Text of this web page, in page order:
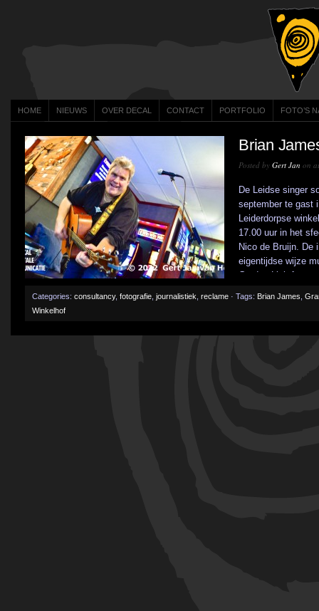
HOME NIEUWS OVER DECAL CONTACT PORTFOLIO FOTO’S
Brian
Posted by Gert Jan on
De Leidse singer
september te gast
Leiderdorpse
17.00 uur in het
Nico de Bruijn. De
eigentijdse wijze
Gorden Lightfoot
Categories: consultancy, fotografie journalistiek reclame · Tags: Brian James
Winkelhof